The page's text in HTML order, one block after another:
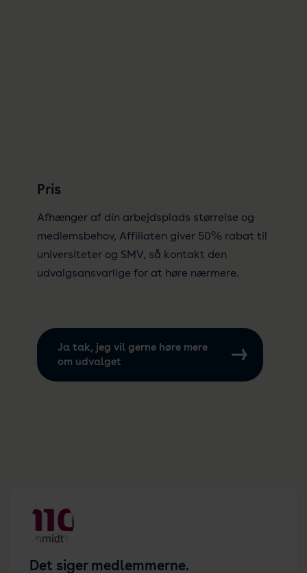
Pris
Afhænger af din arbejdsplads størrelse og
medlemsbehov, Affiliaten giver 50% rabat til
universiteter og SMV, så kontakt den
udvalgsansvarlige for at høre nærmere.
Ja tak, jeg vil gerne høre mere
om udvalget
Det siger medlemmerne.